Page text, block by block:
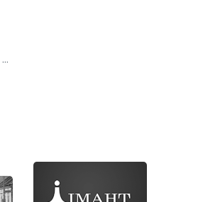
...